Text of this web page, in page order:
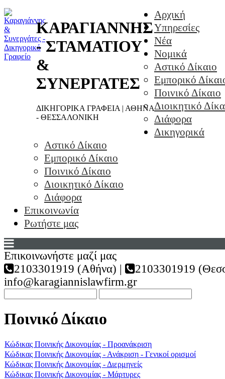
ΚΑΡΑΓΙΑΝΝΗΣ
- ΣΤΑΜΑΤΙΟΥ
&
ΣΥΝΕΡΓΑΤΕΣ
ΔΙΚΗΓΟΡΙΚΑ ΓΡΑΦΕΙΑ | ΑΘΗΝΑ
- ΘΕΣΣΑΛΟΝΙΚΗ
Αρχική
Υπηρεσίες
Νέα
Νομικά
Αστικό Δίκαιο
Εμπορικό
Ποινικό Δίκαιο
Διοικητικό
Διάφορα
Δικηγορικά
Αστικό Δίκαιο
Εμπορικό Δίκαιο
Ποινικό Δίκαιο
Διοικητικό Δίκαιο
Διάφορα
Επικοινωνία
Ρωτήστε μας
Επικοινωνήστε μαζί μας
2103301919 (Αθήνα) |
2103301919
info@karagiannislawfirm.gr
Ποινικό Δίκαιο
Κώδικας Ποινικής Δικονομίας - Προανάκριση
Κώδικας Ποινικής Δικονομίας - Ανάκριση - Γενικοί ορισμοί
Κώδικας Ποινικής Δικονομίας - Διερμηνείς
Κώδικας Ποινικής Δικονομίας - Μάρτυρες